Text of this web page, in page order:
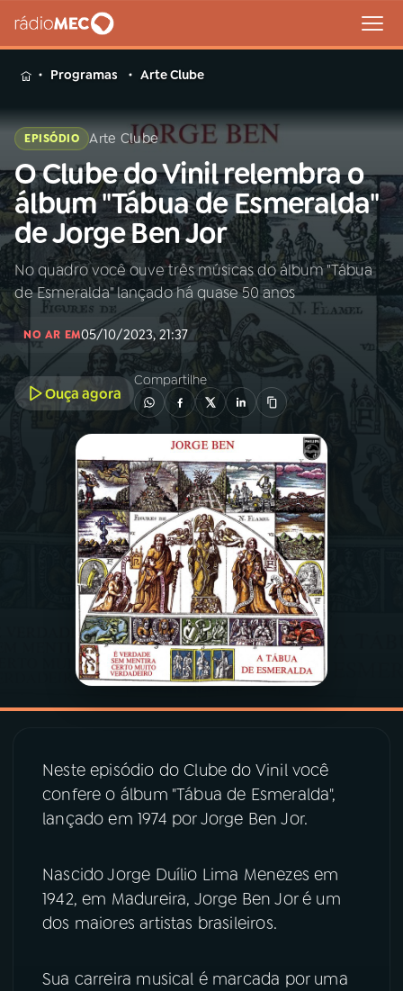
MENU
Buscar
na
Rádio
MEC
Buscar
Início AO VIVO
INÍCIO
A RÁDIO
PROGRAMAÇÃO
PROGRAMAS
PODCASTS
VIDEOCASTS
ÚLTIMAS
Instagram
Programas Arte Clube
EPISÓDIO Arte Clube
O Clube do Vinil relembra o
álbum "Tábua de Esmeralda"
de Jorge Ben Jor
No quadro você ouve três músicas do álbum "Tábua
de Esmeralda" lançado há quase 50 anos
NO AR EM05/10/2023, 21:37
Ouça agora
Compartilhe
Neste episódio do Clube do Vinil você
confere o álbum "Tábua de Esmeralda",
lançado em 1974 por Jorge Ben Jor.
Nascido Jorge Duílio Lima Menezes em
1942, em Madureira, Jorge Ben Jor é um
dos maiores artistas brasileiros.
Sua carreira musical é marcada por uma